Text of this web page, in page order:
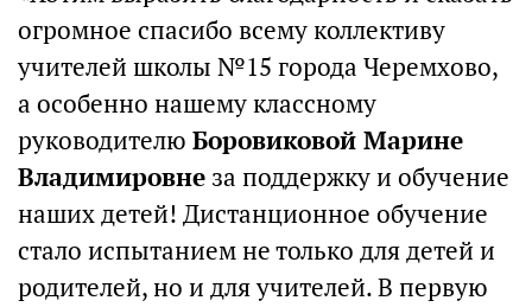
огромное спасибо всему коллективу
учителей школы №15 города Черемхово,
а особенно нашему классному
руководителю Боровиковой Марине
Владимировне за поддержку и обучение
наших детей! Дистанционное обучение
стало испытанием не только для детей и
родителей, но и для учителей. В первую